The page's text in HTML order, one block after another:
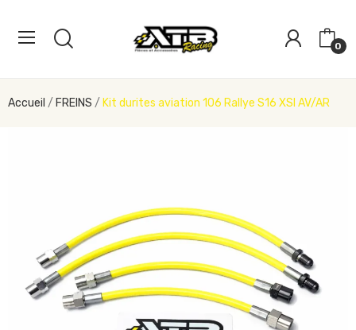
0
Accueil FREINS Kit durites aviation 106 Rallye S16 XSI AV/AR